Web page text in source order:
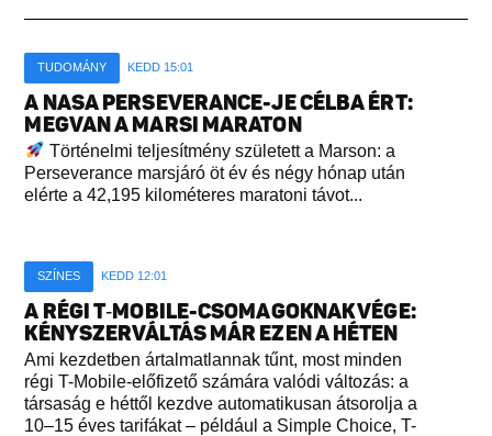
TUDOMÁNY KEDD 15:01
A NASA PERSEVERANCE-JE CÉLBA ÉRT:
MEGVAN A MARSI MARATON
Történelmi teljesítmény született a Marson: a
Perseverance marsjáró öt év és négy hónap után
elérte a 42,195 kilométeres maratoni távot...
SZÍNES KEDD 12:01
A RÉGI T‑MOBILE-CSOMAGOKNAK VÉGE:
KÉNYSZERVÁLTÁS MÁR EZEN A HÉTEN
Ami kezdetben ártalmatlannak tűnt, most minden
régi T-Mobile-előfizető számára valódi változás: a
társaság e héttől kezdve automatikusan átsorolja a
10–15 éves tarifákat – például a Simple Choice, T-